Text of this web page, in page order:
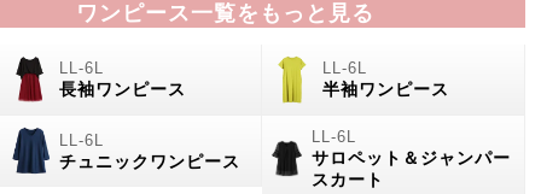
ワンピース一覧をもっと見る
長袖ワンピース 半袖ワンピース
チュニックワンピース
サロペット＆ジャンパー
スカート